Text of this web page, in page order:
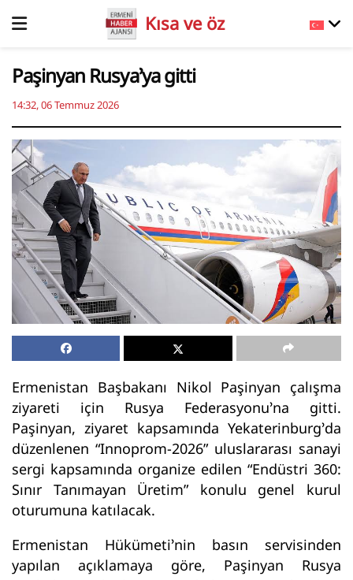
Kısa ve öz
Paşinyan Rusya’ya gitti
14:32, 06 Temmuz 2026
Ermenistan Başbakanı Nikol Paşinyan çalışma
ziyareti için Rusya Federasyonu’na gitti.
Paşinyan, ziyaret kapsamında Yekaterinburg’da
düzenlenen “Innoprom-2026” uluslararası sanayi
sergi kapsamında organize edilen “Endüstri 360:
Sınır Tanımayan Üretim” konulu genel kurul
oturumuna katılacak.
Ermenistan Hükümeti’nin basın servisinden
yapılan açıklamaya göre, Paşinyan Rusya